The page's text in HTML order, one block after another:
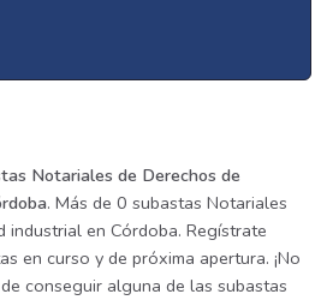
Notariales de Derechos de
. Más de 0 subastas Notariales
industrial en Córdoba. Regístrate
en curso y de próxima apertura. ¡No
conseguir alguna de las subastas